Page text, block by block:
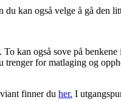
kan også velge å gå den
To kan også sove på
trenger for matlaging og
finner du her. I